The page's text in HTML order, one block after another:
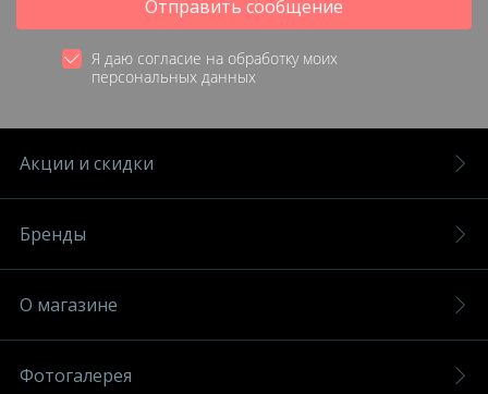
Отправить сообщение
Я даю согласие на обработку моих
персональных данных
Акции и скидки
Бренды
О магазине
Фотогалерея